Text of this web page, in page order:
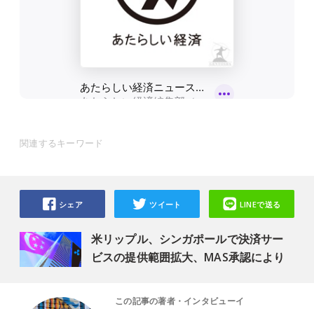
関連するキーワード
米リップル、シンガポールで決済サー
ビスの提供範囲拡大、MAS承認により
シェア ツイート LINEで送る
この記事の著者・インタビューイ